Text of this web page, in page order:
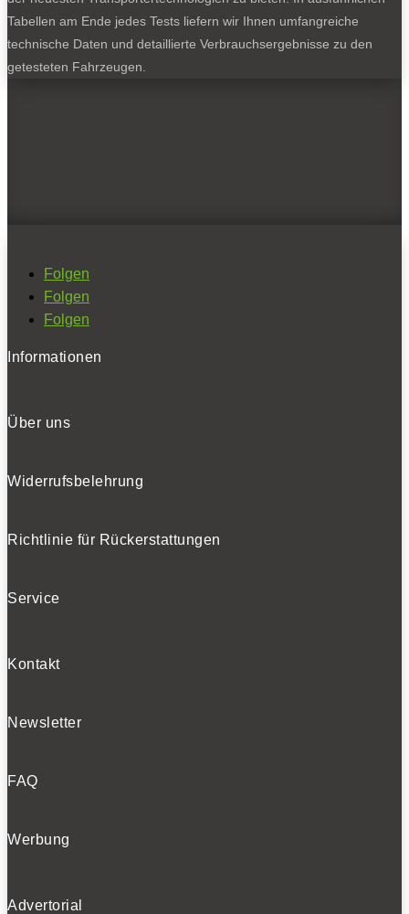
Tabellen am Ende jedes Tests liefern wir Ihnen umfangreiche
technische Daten und detaillierte Verbrauchsergebnisse zu den
getesteten Fahrzeugen.
Folgen
Folgen
Folgen
Informationen
Über uns
Widerrufsbelehrung
Richtlinie für Rückerstattungen
Service
Kontakt
Newsletter
FAQ
Werbung
Advertorial